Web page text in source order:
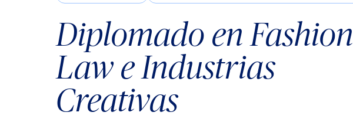
Diplomado en Fashion
Law e Industrias
Creativas